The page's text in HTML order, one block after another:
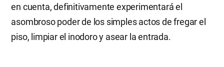
en cuenta, definitivamente experimentará el
asombroso poder de los simples actos de fregar el
piso, limpiar el inodoro y asear la entrada.